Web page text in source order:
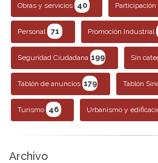
Obras y servicios 40
Personal 71 Promoción Industrial
Seguridad Ciudadana 199 Sin
Tablón de anuncios 179 Tablón
Turismo 46 Urbanismo y
Archivo